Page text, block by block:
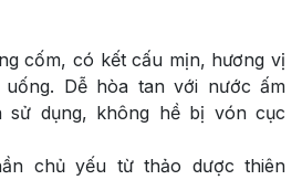
cốm, có kết cấu mịn, hương vị
Dễ hòa tan với nước ấm
sử dụng, không hề bị vón cục
chủ yếu từ thảo dược thiên